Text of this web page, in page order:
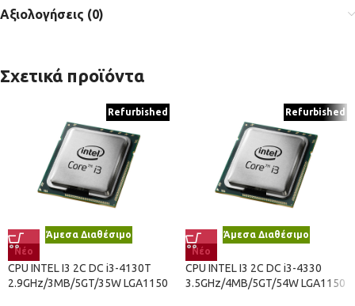
Αξιολογήσεις (0)
Σχετικά προϊόντα
Refurbished
Άμεσα Διαθέσιμο
Νέο
CPU INTEL I3 2C DC i3-4130T
2.9GHz/3MB/5GT/35W LGA1150
Refurbished
Άμεσα Διαθέσιμο
Νέο
CPU INTEL I3 2C DC i3-4330
3.5GHz/4MB/5GT/54W LGA1150